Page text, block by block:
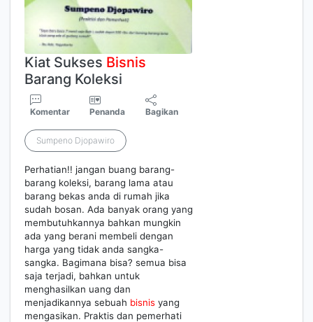
Kiat Sukses Bisnis
Barang Koleksi
Komentar Penanda Bagikan
Sumpeno Djopawiro
Perhatian!! jangan buang barang-
barang koleksi, barang lama atau
barang bekas anda di rumah jika
sudah bosan. Ada banyak orang yang
membutuhkannya bahkan mungkin
ada yang berani membeli dengan
harga yang tidak anda sangka-
sangka. Bagimana bisa? semua bisa
saja terjadi, bahkan untuk
menghasilkan uang dan
menjadikannya sebuah bisnis yang
mengasikan. Praktis dan pemerhati